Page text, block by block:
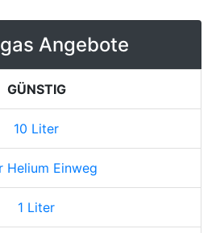
Angebote
GÜNSTIG
10 Liter
Helium Einweg
1 Liter